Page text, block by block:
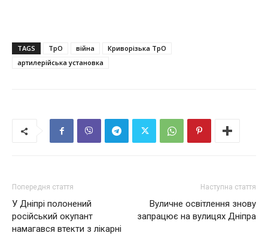
TAGS ТрО війна
Криворізька ТрО
артилерійська установка
Попередня стаття
У Дніпрі полонений
російський окупант
намагався втекти з лікарні
Наступна стаття
Вуличне освітлення знову
запрацює на вулицях Дніпра